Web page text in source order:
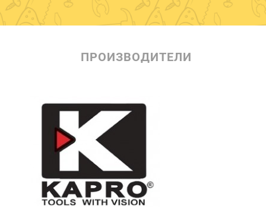
ПРОИЗВОДИТЕЛИ